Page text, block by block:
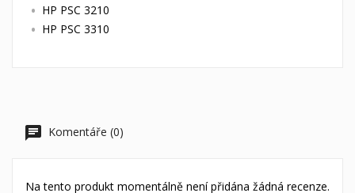
HP PSC 3210
HP PSC 3310
Komentáře (0)
Na tento produkt momentálně není přidána žádná recenze.